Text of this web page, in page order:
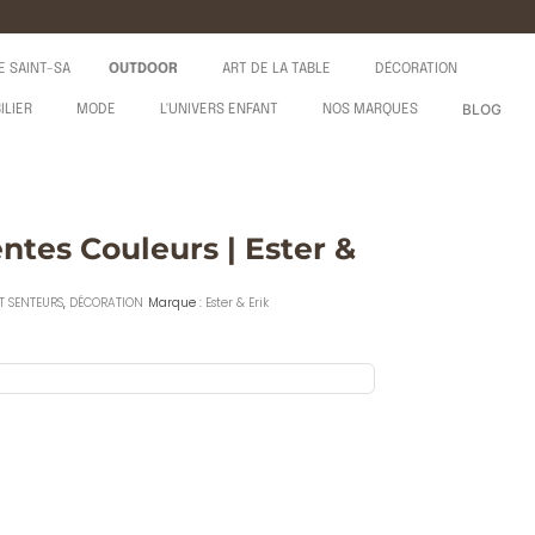
SAINT-SA OUTDOOR ART DE LA TABLE DÉCORATION
MODE L'UNIVERS ENFANT NOS MARQUES BLOG
Couleurs | Ester &
SENTEURS, DÉCORATION Marque : Ester & Erik